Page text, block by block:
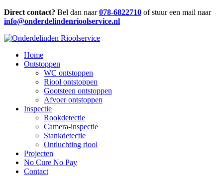
Direct contact? Bel dan naar078-6822710 of stuur een mail naar
info@onderdelindenrioolservice.nl
Home
Ontstoppen
WC ontstoppen
Riool ontstoppen
Gootsteen ontstoppen
Afvoer ontstoppen
Inspectie
Rookdetectie
Camera-inspectie
Stankdetectie
Ontluchting riool
Projecten
No Cure No Pay
Contact